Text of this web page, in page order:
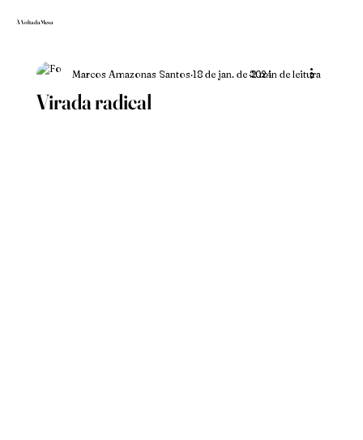
À Volta da Mesa
Virada radical
Marcos Amazonas Santos 18 de jan. de 20242 min de leitura